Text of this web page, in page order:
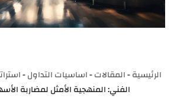
الرئيسية-المقالات-اساسيات التداول-
الفني: المنهجية الأمثل لمضاربة